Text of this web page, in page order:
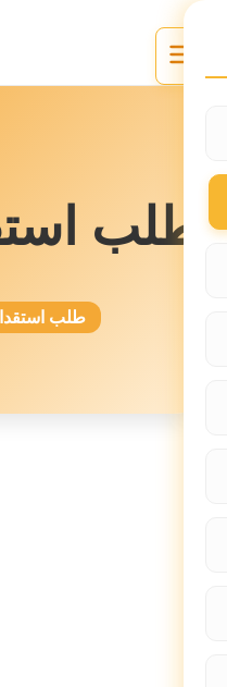
طلب
طلب